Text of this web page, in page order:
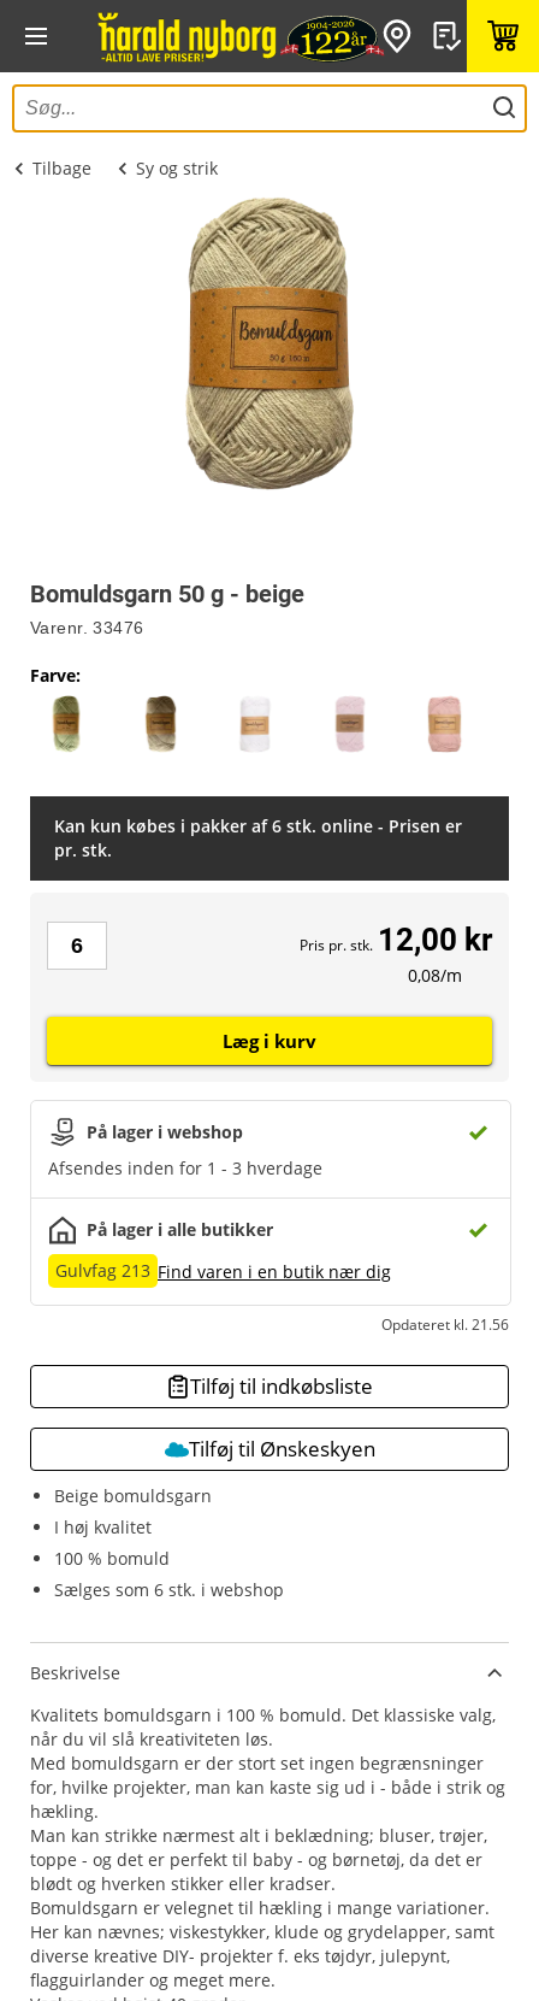
Tilbage Sy og strik
Bomuldsgarn 50 g - beige
Varenr. 33476
Beige bomuldsgarn
I høj kvalitet
100 % bomuld
Sælges som 6 stk. i webshop
Farve:
På lager i webshop
Afsendes inden for 1 - 3 hverdage
På lager i alle butikker
Gulvfag 213 Find varen i en butik nær dig
Opdateret kl. 21.56
Kan kun købes i pakker af 6 stk. online - Prisen er
pr. stk.
Pris pr. stk. 12,00 kr
0,08/m
Læg i kurv
Tilføj til indkøbsliste
Tilføj til Ønskeskyen
Beskrivelse
Kvalitets bomuldsgarn i 100 % bomuld. Det klassiske valg,
når du vil slå kreativiteten løs.
Med bomuldsgarn er der stort set ingen begrænsninger
for, hvilke projekter, man kan kaste sig ud i - både i strik og
hækling.
Man kan strikke nærmest alt i beklædning; bluser, trøjer,
toppe - og det er perfekt til baby - og børnetøj, da det er
blødt og hverken stikker eller kradser.
Bomuldsgarn er velegnet til hækling i mange variationer.
Her kan nævnes; viskestykker, klude og grydelapper, samt
diverse kreative DIY- projekter f. eks tøjdyr, julepynt,
flagguirlander og meget mere.